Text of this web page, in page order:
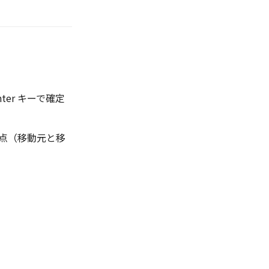
キーで確定
（移動元と移